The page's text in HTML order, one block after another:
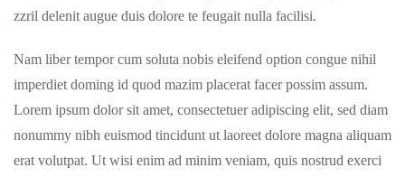
zzril delenit augue duis dolore te feugait nulla facilisi.
Nam liber tempor cum soluta nobis eleifend option congue nihil
imperdiet doming id quod mazim placerat facer possim assum.
Lorem ipsum dolor sit amet, consectetuer adipiscing elit, sed diam
nonummy nibh euismod tincidunt ut laoreet dolore magna aliquam
erat volutpat. Ut wisi enim ad minim veniam, quis nostrud exerci